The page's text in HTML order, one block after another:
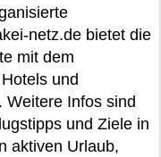
netz.de bietet die
mit dem
und
Weitere Infos sind
und Ziele in
aktiven Urlaub,